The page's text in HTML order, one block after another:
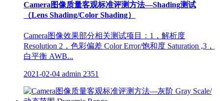
Camera图像质量客观标准评测方法—Shading测试
（Lens Shading/Color Shading）
Camera图像效果部分相关测试项目：1，解析度
Resolution 2，色彩偏差 Color Error/饱和度 Saturation ,3，
白平衡 AWB...
2021-02-04 admin 2351